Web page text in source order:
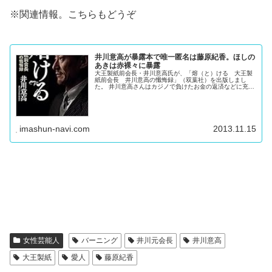
※関連情報。こちらもどうぞ
井川意高が暴露本で唯一匿名は藤原紀香。ほしの
あきは赤裸々に暴露
大王製紙前会長・井川意高氏が、「熔（と）ける 大王製
紙前会長 井川意高の懺悔録」（双葉社）を出版しまし
た。 井川意高さんはカジノで負けたお金の返済などに充て
imashun-navi.com 2013.11.15
女性芸能人 バーニング 井川元会長
井川意高
大王製紙
愛人 藤原紀香